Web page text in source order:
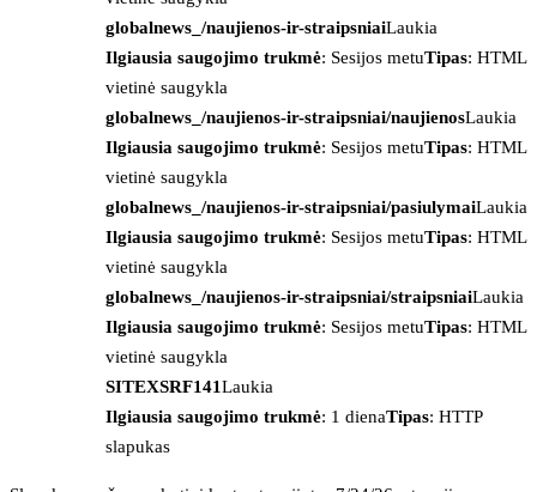
globalnews_/naujienos-ir-straipsniaiLaukia
Ilgiausia saugojimo trukmė: Sesijos metuTipas: HTML
vietinė saugykla
globalnews_/naujienos-ir-straipsniai/naujienosLaukia
Ilgiausia saugojimo trukmė: Sesijos metuTipas: HTML
vietinė saugykla
globalnews_/naujienos-ir-straipsniai/pasiulymaiLaukia
Ilgiausia saugojimo trukmė: Sesijos metuTipas: HTML
vietinė saugykla
globalnews_/naujienos-ir-straipsniai/straipsniaiLaukia
Ilgiausia saugojimo trukmė: Sesijos metuTipas: HTML
vietinė saugykla
SITEXSRF141Laukia
Ilgiausia saugojimo trukmė: 1 dienaTipas: HTTP
slapukas